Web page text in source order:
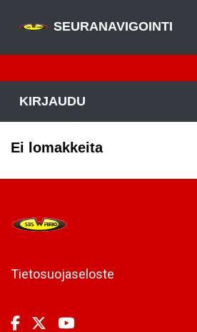
SEURANAVIGOINTI
KIRJAUDU
Ei lomakkeita
Tietosuojaseloste